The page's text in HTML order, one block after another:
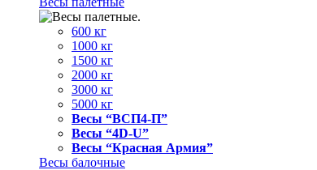
600 кг
1000 кг
1500 кг
2000 кг
3000 кг
5000 кг
Весы “ВСП4-П”
Весы “4D-U”
Весы “Красная Армия”
Весы балочные